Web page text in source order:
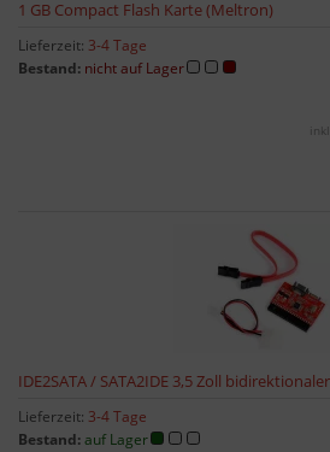
1 GB Compact Flash Karte (Meltron)
Lieferzeit: 3-4 Tage
Bestand: nicht auf Lager
IDE2SATA / SATA2IDE 3,5 Zoll
Lieferzeit: 3-4 Tage
Bestand:auf Lager